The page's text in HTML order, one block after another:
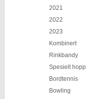
2021
2022
2023
Kombinert
Rinkbandy
Spesielt hopp
Bordtennis
Bowling